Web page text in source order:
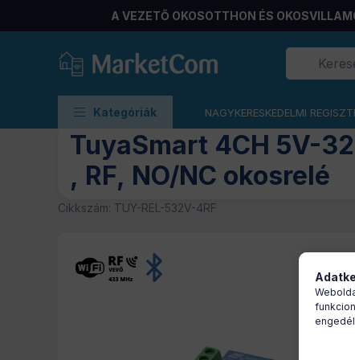
A VEZETŐ OKOSOTTHON ÉS
Kategóriák NAGYKERESKEDELMI
TuyaSmart 4CH 5V-
, RF, NO/NC okosrelé
Cikkszám: TUY-REL-532V-4RF